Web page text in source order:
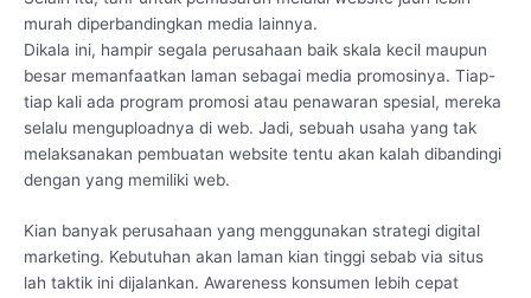
murah diperbandingkan media lainnya.
Dikala ini, hampir segala perusahaan baik skala kecil maupun
besar memanfaatkan laman sebagai media promosinya. Tiap-
tiap kali ada program promosi atau penawaran spesial, mereka
selalu menguploadnya di web. Jadi, sebuah usaha yang tak
melaksanakan pembuatan website tentu akan kalah dibandingi
dengan yang memiliki web.
Kian banyak perusahaan yang menggunakan strategi digital
marketing. Kebutuhan akan laman kian tinggi sebab via situs
lah taktik ini dijalankan. Awareness konsumen lebih cepat